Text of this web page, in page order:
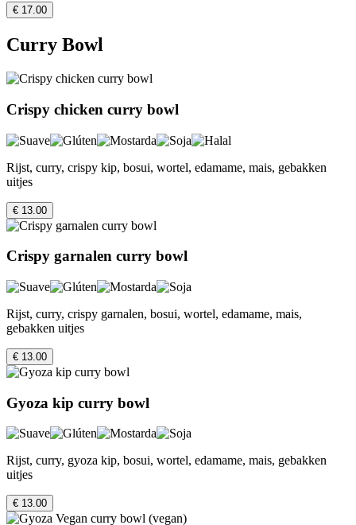
€ 17.00
Curry Bowl
Crispy chicken curry bowl
Rijst, curry, crispy kip, bosui, wortel, edamame, mais, gebakken
uitjes
€ 13.00
Crispy garnalen curry bowl
Rijst, curry, crispy garnalen, bosui, wortel, edamame, mais,
gebakken uitjes
€ 13.00
Gyoza kip curry bowl
Rijst, curry, gyoza kip, bosui, wortel, edamame, mais, gebakken
uitjes
€ 13.00